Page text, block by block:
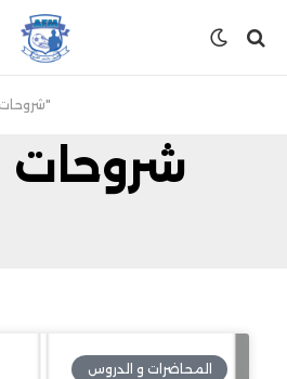
Category: "شروحات 2021"
شروحات 2021
المحاضرات و الدروس